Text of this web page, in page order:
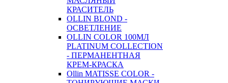
КРАСИТЕЛЬ
OLLIN BLOND -
ОСВЕТЛЕНИЕ
OLLIN COLOR 100МЛ
PLATINUM COLLECTION
- ПЕРМАНЕНТНАЯ
КРЕМ-КРАСКА
Ollin MATISSE COLOR -